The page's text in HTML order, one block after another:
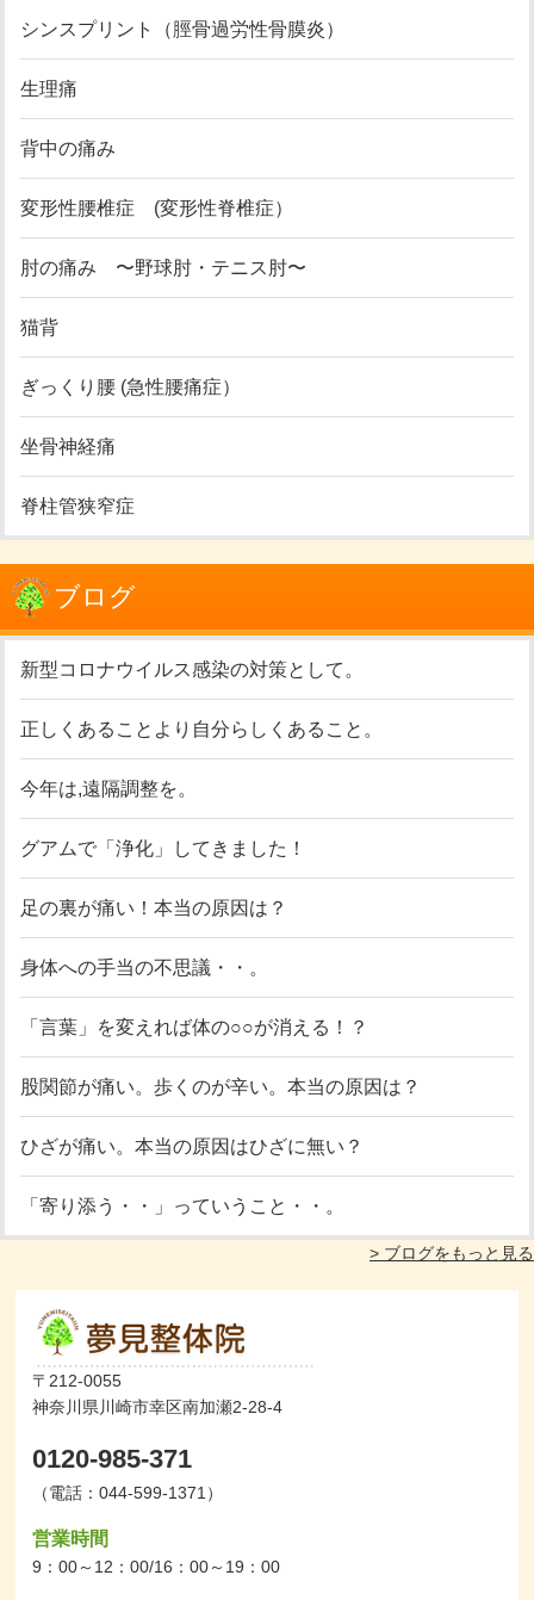
シンスプリント（脛骨過労性骨膜炎）
生理痛
背中の痛み
変形性腰椎症 (変形性脊椎症）
肘の痛み 〜野球肘・テニス肘〜
猫背
ぎっくり腰 (急性腰痛症）
坐骨神経痛
脊柱管狭窄症
ブログ
新型コロナウイルス感染の対策として。
正しくあることより自分らしくあること。
今年は,遠隔調整を。
グアムで「浄化」してきました！
足の裏が痛い！本当の原因は？
身体への手当の不思議・・。
「言葉」を変えれば体の○○が消える！？
股関節が痛い。歩くのが辛い。本当の原因は？
ひざが痛い。本当の原因はひざに無い？
「寄り添う・・」っていうこと・・。
> ブログをもっと見る
〒212-0055
神奈川県川崎市幸区南加瀬2-28-4
0120-985-371
（電話：044-599-1371）
営業時間
9：00～12：00/16：00～19：00